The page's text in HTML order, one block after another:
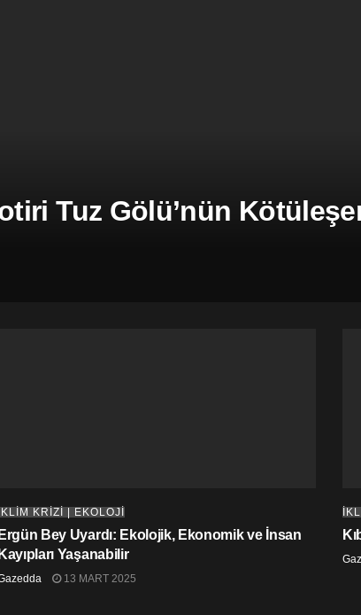
Tuz Gölü’nün
KRİZİ | EKOLOJİ
Ergün Bey Uyardı: Ekolojik, Ekonomik ve İnsan
Kayıpları Yaşanabilir
13 MART 2025